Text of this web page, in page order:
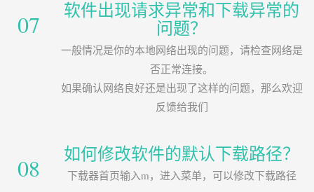
07
软件出现请求异常和下载异常的
问题？
一般情况是你的本地网络出现的问题，请检查网络是
否正常连接。
如果确认网络良好还是出现了这样的问题，那么欢迎
反馈给我们
08 如何修改软件的默认下载路径？
下载器首页输入m，进入菜单，可以修改下载路径